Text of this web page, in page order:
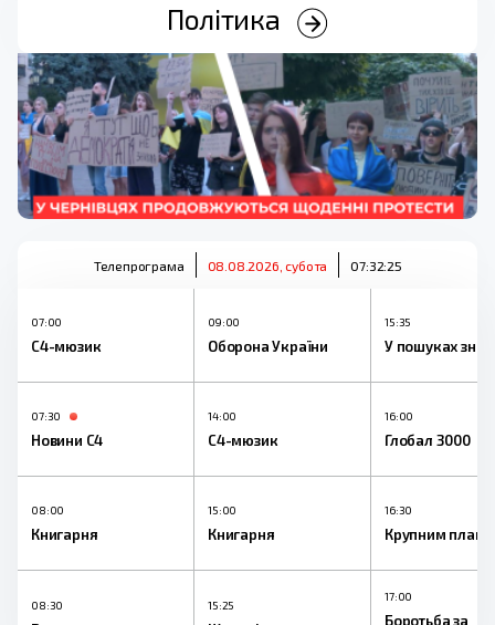
Політика
Телепрограма 08.08.2026, субота 07:32:26
07:00
С4-мюзик
07:30
Новини С4
08:00
Книгарня
08:30
09:00
Оборона України
14:00
С4-мюзик
15:00
Книгарня
15:25
15:35
У пошуках
16:00
Глобал 3000
16:30
Крупним
17:00
Боротьба за